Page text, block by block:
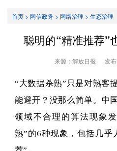
首页> 网信政务> 网络治理 > 生态治理
聪明的“精准推荐”
来源：解放日报 发
“大数据杀熟”只是对熟客
能避开？没那么简单。中
领域不合理的算法现象
熟”的6种现象，包括几乎